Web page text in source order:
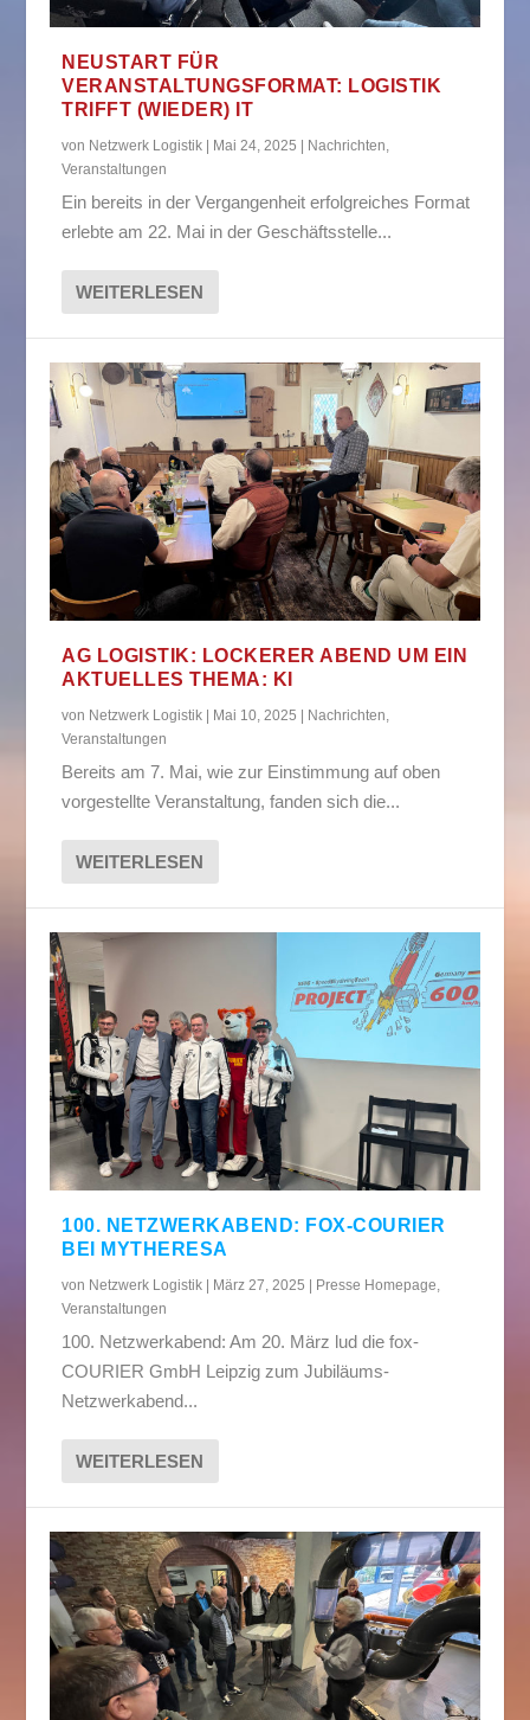
NEUSTART FÜR
VERANSTALTUNGSFORMAT: LOGISTIK
TRIFFT (WIEDER) IT
von Netzwerk Logistik Mai 24, 2025 Nachrichten,
Veranstaltungen
Ein bereits in der Vergangenheit erfolgreiches Format
erlebte am 22. Mai in der Geschäftsstelle...
WEITERLESEN
AG LOGISTIK: LOCKERER ABEND UM EIN
AKTUELLES THEMA: KI
von Netzwerk Logistik | Mai 10, 2025 | Nachrichten,
Veranstaltungen
Bereits am 7. Mai, wie zur Einstimmung auf oben
vorgestellte Veranstaltung, fanden sich die...
WEITERLESEN
100. NETZWERKABEND: FOX-COURIER
BEI MYTHERESA
von Netzwerk Logistik | März 27, 2025 | Presse Homepage
Veranstaltungen
100. Netzwerkabend: Am 20. März lud die fox-
COURIER GmbH Leipzig zum Jubiläums-
Netzwerkabend...
WEITERLESEN